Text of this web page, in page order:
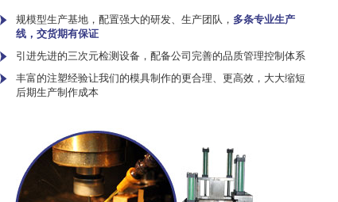
规模型生产基地，配置强大的研发、生产团队， 多条专业生产
线，交货期有保证
引进先进的三次元检测设备，配备公司完善的品质管理控制体系
丰富的注塑经验让我们的模具制作的更合理、更高效，大大缩短
后期生产制作成本